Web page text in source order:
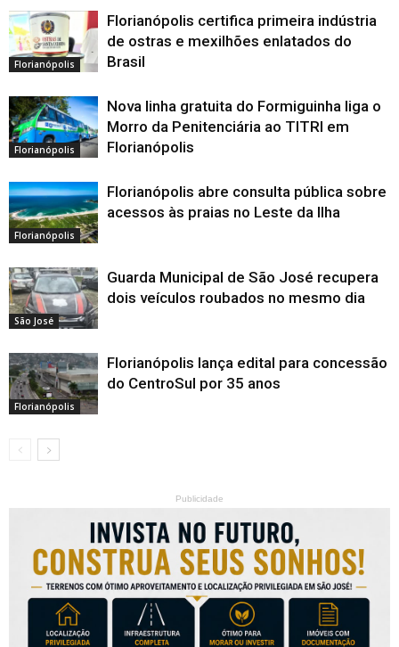
Florianópolis
Florianópolis certifica primeira indústria
de ostras e mexilhões enlatados do
Brasil
Florianópolis
Nova linha gratuita do Formiguinha liga o
Morro da Penitenciária ao TITRI em
Florianópolis
Florianópolis
Florianópolis abre consulta pública sobre
acessos às praias no Leste da Ilha
São José
Guarda Municipal de São José recupera
dois veículos roubados no mesmo dia
Florianópolis
Florianópolis lança edital para concessão
do CentroSul por 35 anos
Publicidade